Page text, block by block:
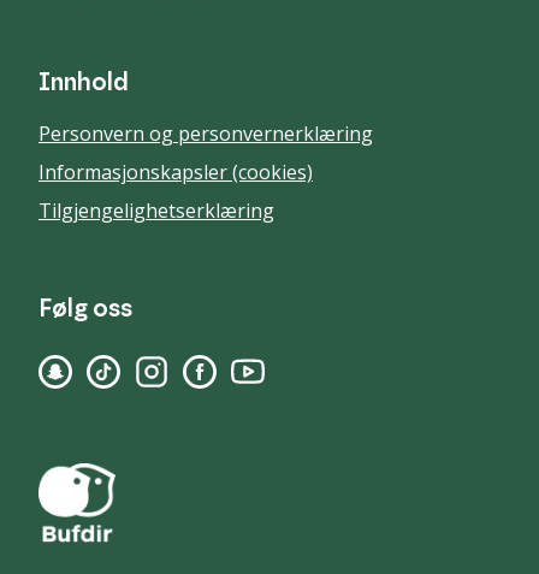
Innhold
Personvern og personvernerklæring
Informasjonskapsler (cookies)
Tilgjengelighetserklæring
Følg oss